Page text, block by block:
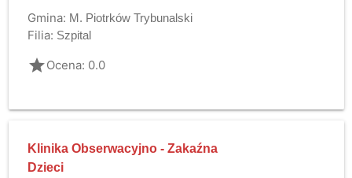
Gmina: M. Piotrków Trybunalski
Filia: Szpital
gradeOcena: 0.0
Klinika Obserwacyjno - Zakaźna
Dzieci